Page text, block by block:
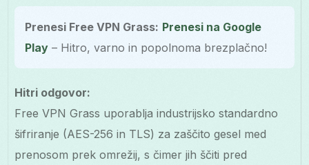
Prenesi Free VPN Grass: Prenesi na Google
Play – Hitro, varno in popolnoma brezplačno!
Hitri odgovor:
Free VPN Grass uporablja industrijsko standardno
šifriranje (AES-256 in TLS) za zaščito gesel med
prenosom prek omrežij, s čimer jih ščiti pred